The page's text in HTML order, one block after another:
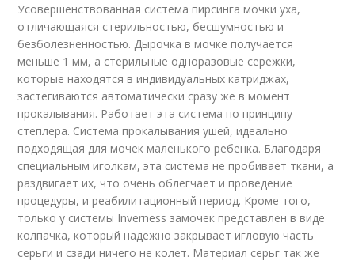
Усовершенствованная система пирсинга мочки уха,
отличающаяся стерильностью, бесшумностью и
безболезненностью. Дырочка в мочке получается
меньше 1 мм, а стерильные одноразовые сережки,
которые находятся в индивидуальных катриджах,
застегиваются автоматически сразу же в момент
прокалывания. Работает эта система по принципу
степлера. Система прокалывания ушей, идеально
подходящая для мочек маленького ребенка. Благодаря
специальным иголкам, эта система не пробивает ткани, а
раздвигает их, что очень облегчает и проведение
процедуры, и реабилитационный период. Кроме того,
только у системы Inverness замочек представлен в виде
колпачка, который надежно закрывает игловую часть
серьги и сзади ничего не колет. Материал серьг так же